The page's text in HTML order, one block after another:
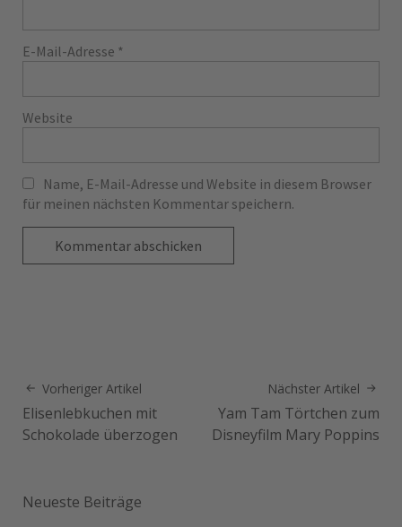
E-Mail-Adresse *
Website
Name, E-Mail-Adresse und Website in diesem Browser
für meinen nächsten Kommentar speichern.
Vorheriger Artikel
Elisenlebkuchen mit
Schokolade überzogen
Nächster Artikel
Yam Tam Törtchen zum
Disneyfilm Mary Poppins
Neueste Beiträge